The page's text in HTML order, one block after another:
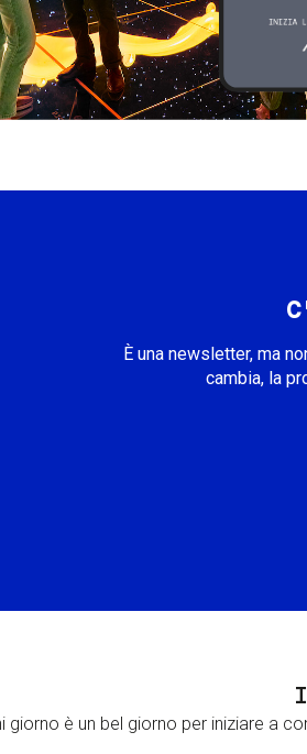
È una newsletter, ma
cambia, la
giorno è un bel giorno per iniziare a